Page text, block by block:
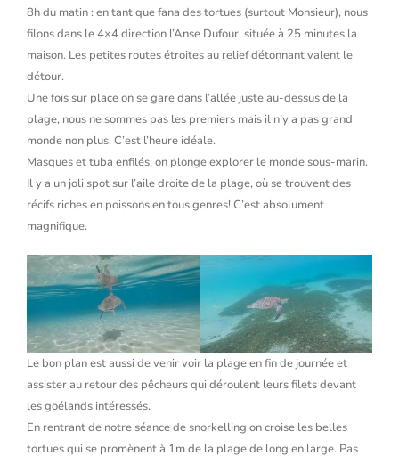
8h du matin : en tant que fana des tortues (surtout Monsieur), nous
filons dans le 4×4 direction l’Anse Dufour, située à 25 minutes la
maison. Les petites routes étroites au relief détonnant valent le
détour.
Une fois sur place on se gare dans l’allée juste au-dessus de la
plage, nous ne sommes pas les premiers mais il n’y a pas grand
monde non plus. C’est l’heure idéale.
Masques et tuba enfilés, on plonge explorer le monde sous-marin.
Il y a un joli spot sur l’aile droite de la plage, où se trouvent des
récifs riches en poissons en tous genres! C’est absolument
magnifique.
Le bon plan est aussi de venir voir la plage en fin de journée et
assister au retour des pêcheurs qui déroulent leurs filets devant
les goélands intéressés.
En rentrant de notre séance de snorkelling on croise les belles
tortues qui se promènent à 1m de la plage de long en large. Pas